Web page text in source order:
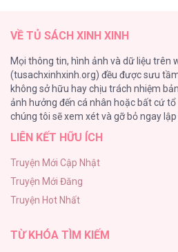
116
Làm vị cứu tinh thật dễ dàng
113
|END| Định Tên Mối Quan Hệ
Phạm Luật
106
VỀ TỦ SÁCH XINH XINH
Mọi thông tin, hình ảnh và dữ liệu trên
(tusachxinhxinh.org) đều được sưu
không sở hữu hay chịu trách nhiệm
ảnh hưởng đến cá nhân hoặc bất cứ tổ
chúng tôi sẽ xem xét và gỡ bỏ ngay
LIÊN KẾT HỮU ÍCH
Truyện Mới Cập Nhật
Truyện Mới Đăng
Truyện Hot Nhất
TỪ KHÓA TÌM KIẾM